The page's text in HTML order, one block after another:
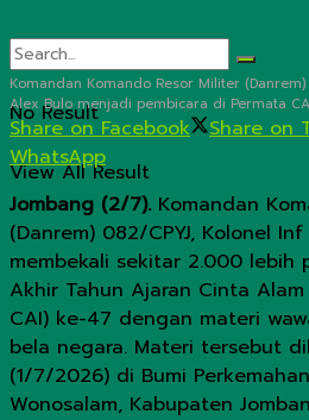
No Result
View All Result
Komandan Komando Resor Militer (Danrem)
Alex Bulo menjadi pembicara di Permata CAI
Share on Facebook Share on
WhatsApp
Jombang (2/7). Komandan
(Danrem) 082/CPYJ, Kolonel
membekali sekitar 2.000 lebih
Akhir Tahun Ajaran Cinta
CAI) ke-47 dengan materi
bela negara. Materi tersebut
(1/7/2026) di Bumi
Wonosalam, Kabupaten